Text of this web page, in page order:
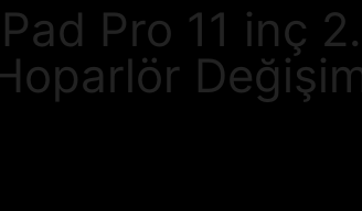
Pro 11 inç